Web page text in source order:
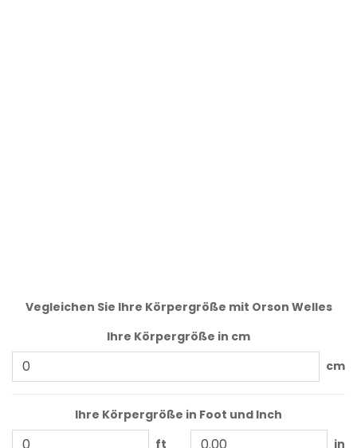
Vegleichen Sie Ihre Körpergröße mit Orson Welles
Ihre Körpergröße in cm
cm
Ihre Körpergröße in Foot und Inch
ft
in